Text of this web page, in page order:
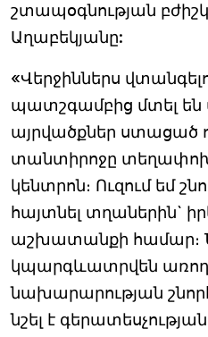
շտապօգնության
Աղաբեկյանը:
«Վերջիններս
պատշգամբից մտել
այրվածքներ ստացած
տանտիրոջը
կենտրոն։ Ուզում եմ
հայտնել տղաներին`
աշխատանքի համար։
կպարգևատրվեն
նախարարության
նշել է